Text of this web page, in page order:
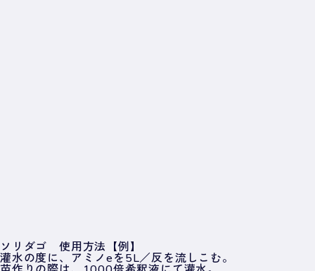
ソリダゴ 使用方法【例】
灌水の度に、アミノeを5L／反を流しこむ。